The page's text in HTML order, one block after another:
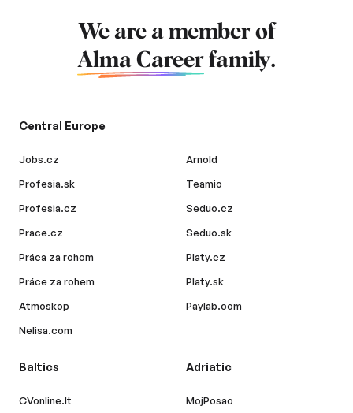
We are a member of
Alma Career family.
Central Europe
Jobs.cz
Profesia.sk
Profesia.cz
Prace.cz
Práca za rohom
Práce za rohem
Atmoskop
Nelisa.com
Arnold
Teamio
Seduo.cz
Seduo.sk
Platy.cz
Platy.sk
Paylab.com
Baltics
CVonline.lt
Adriatic
MojPosao